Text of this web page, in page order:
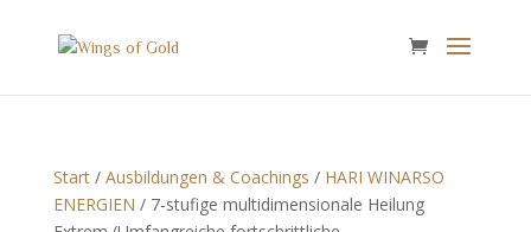
Start/ Ausbildungen & Coachings / HARI WINARSO
ENERGIEN / 7-stufige multidimensionale Heilung